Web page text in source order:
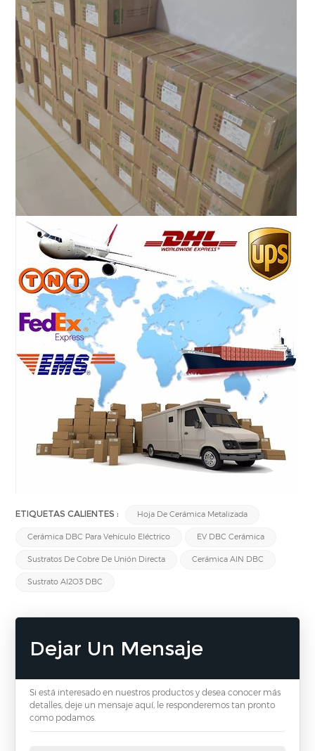
ETIQUETAS CALIENTES : Hoja De Cerámica Metalizada
Cerámica DBC Para Vehículo Eléctrico EV DBC Cerámica
Sustratos De Cobre De Unión Directa Cerámica AlN DBC
Sustrato Al2O3 DBC
Dejar Un Mensaje
Si está interesado en nuestros productos y desea conocer más
detalles, deje un mensaje aquí, le responderemos tan pronto
como podamos.